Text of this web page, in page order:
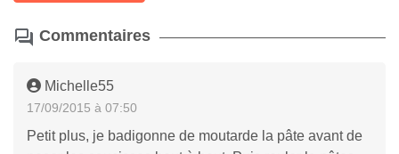
Commentaires
Michelle55
17/09/2015 à 07:50
Petit plus, je badigonne de moutarde la pâte avant de